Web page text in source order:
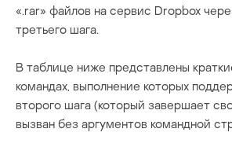
«.rar» файлов на сервис Dropbox
третьего шага.
В таблице ниже представлены
командах, выполнение которых
второго шага (который завершает
вызван без аргументов командной